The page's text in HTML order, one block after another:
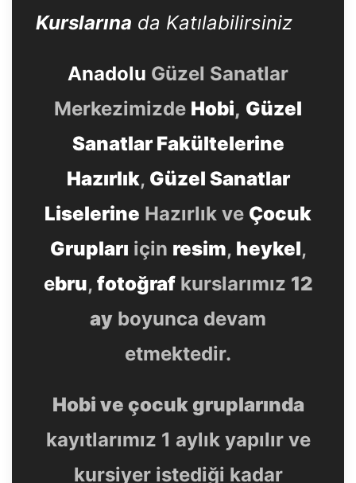
Kurslarına da Katılabilirsiniz
Anadolu Güzel Sanatlar
Merkezimizde Hobi, Güzel
Sanatlar Fakültelerine
Hazırlık, Güzel Sanatlar
Liselerine Hazırlık ve Çocuk
Grupları için resim, heykel,
ebru, fotoğrafkurslarımız 12
ay boyunca devam
etmektedir.
Hobi ve çocuk gruplarında
kayıtlarımız 1 aylık yapılır ve
kursiyer istediği kadar